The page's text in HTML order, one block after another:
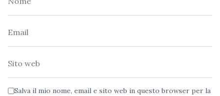
Salva il mio nome, email e sito web in questo browser per la